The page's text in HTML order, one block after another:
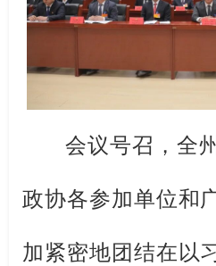
会议号召，全
政协各参加单位和
加紧密地团结在以